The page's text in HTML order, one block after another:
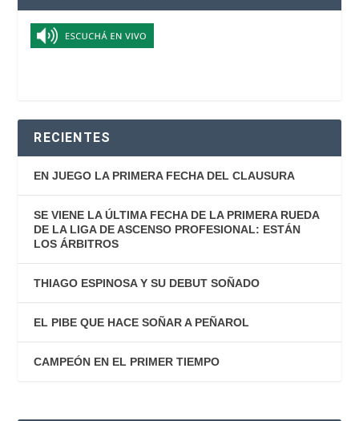
RECIENTES
EN JUEGO LA PRIMERA FECHA DEL CLAUSURA
SE VIENE LA ÚLTIMA FECHA DE LA PRIMERA RUEDA
DE LA LIGA DE ASCENSO PROFESIONAL: ESTÁN
LOS ÁRBITROS
THIAGO ESPINOSA Y SU DEBUT SOÑADO
EL PIBE QUE HACE SOÑAR A PEÑAROL
CAMPEÓN EN EL PRIMER TIEMPO